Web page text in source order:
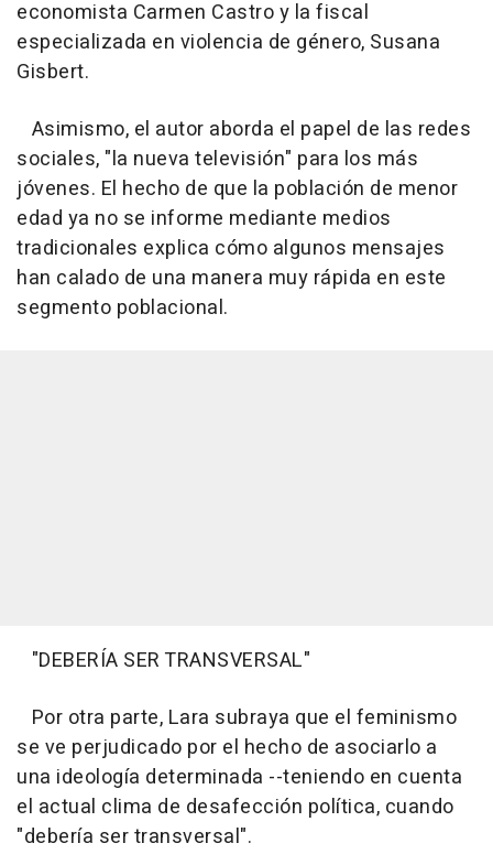
economista Carmen Castro y la fiscal
especializada en violencia de género, Susana
Gisbert.
Asimismo, el autor aborda el papel de las redes
sociales, "la nueva televisión" para los más
jóvenes. El hecho de que la población de menor
edad ya no se informe mediante medios
tradicionales explica cómo algunos mensajes
han calado de una manera muy rápida en este
segmento poblacional.
"DEBERÍA SER TRANSVERSAL"
Por otra parte, Lara subraya que el feminismo
se ve perjudicado por el hecho de asociarlo a
una ideología determinada --teniendo en cuenta
el actual clima de desafección política, cuando
"debería ser transversal".